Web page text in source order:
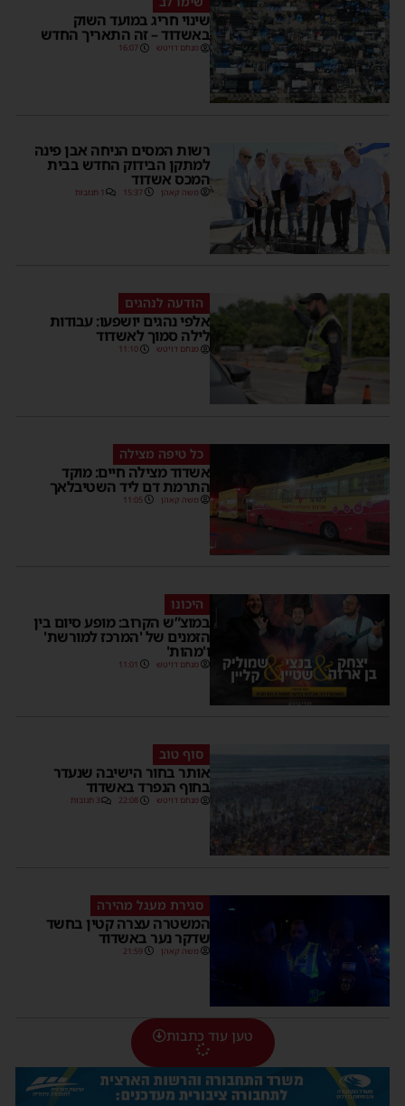
שינוי חריג במועד השוק
באשדוד – זה התאריך החדש
מנחם דויטש 16:07
רשות המסים הניחה אבן פינה
למתקן הבידוק החדש בבית
המכס אשדוד
משה קאהן 15:37 1 תגובות
הודעה לנהגים
אלפי נהגים יושפעו: עבודות
לילה סמוך לאשדוד
מנחם דויטש 11:10
כל טיפה מצילה
אשדוד מצילה חיים: מוקד
התרמת דם ליד השטיבלאך
משה קאהן 11:05
היכונו
במוצ”ש הקרוב: מופע סיום בין
הזמנים של 'המרכז למורשת'
ו'מהות'
מנחם דויטש 11:01
סוף טוב
אותר בחור הישיבה שנעדר
בחוף הנפרד באשדוד
מנחם דויטש 22:08 3 תגובות
סגירת מעגל מהירה
המשטרה עצרה קטין בחשד
שדקר נער באשדוד
משה קאהן 21:59
טען עוד כתבות